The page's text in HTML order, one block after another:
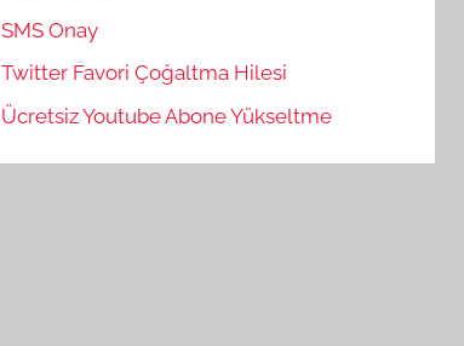
SMS Onay
Twitter Favori Çoğaltma Hilesi
Ücretsiz Youtube Abone Yükseltme